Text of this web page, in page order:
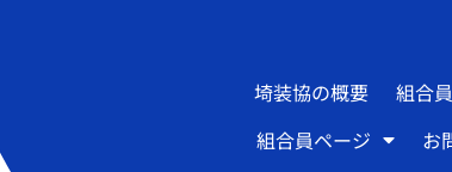
埼装協の概要 組合
組合員ページ
お